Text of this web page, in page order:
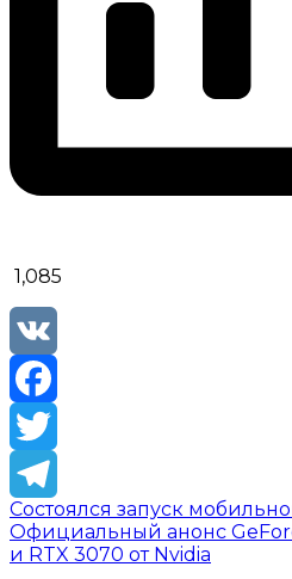
1,085
VK
Facebook
Twitter
Telegram
Состоялся запуск
Официальный анонс
и RTX 3070 от Nvidia